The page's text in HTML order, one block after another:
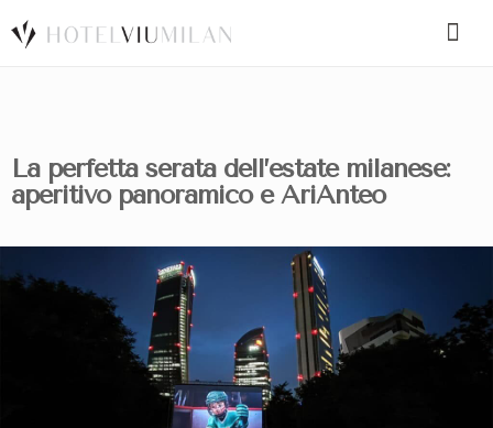
BOOK A ROOM BOOK FOR TODAY
SPECIAL CODE
La perfetta serata dell’estate milanese:
aperitivo panoramico e AriAnteo